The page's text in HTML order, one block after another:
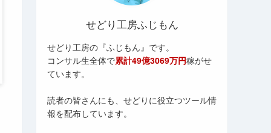
せどり工房ふじもん
せどり工房の『ふじもん』です。
コンサル生全体で累計49億3069万円稼がせ
ています。
読者の皆さんにも、せどりに役立つツール情
報を配布しています。